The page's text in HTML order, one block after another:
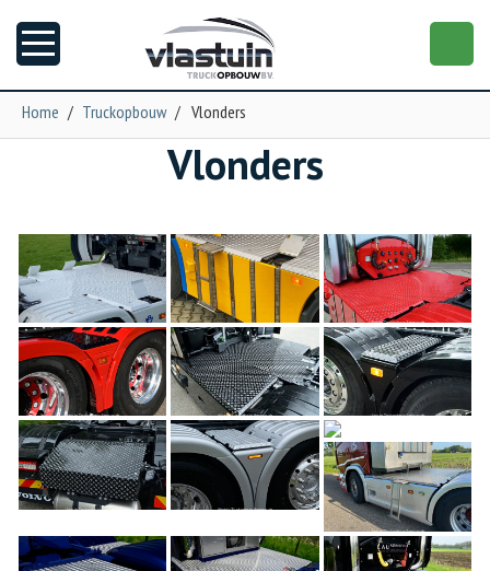
Garage
Trailers
Torpedo
NGS XXL
Home / Truckopbouw / Vlonders
Vlonders